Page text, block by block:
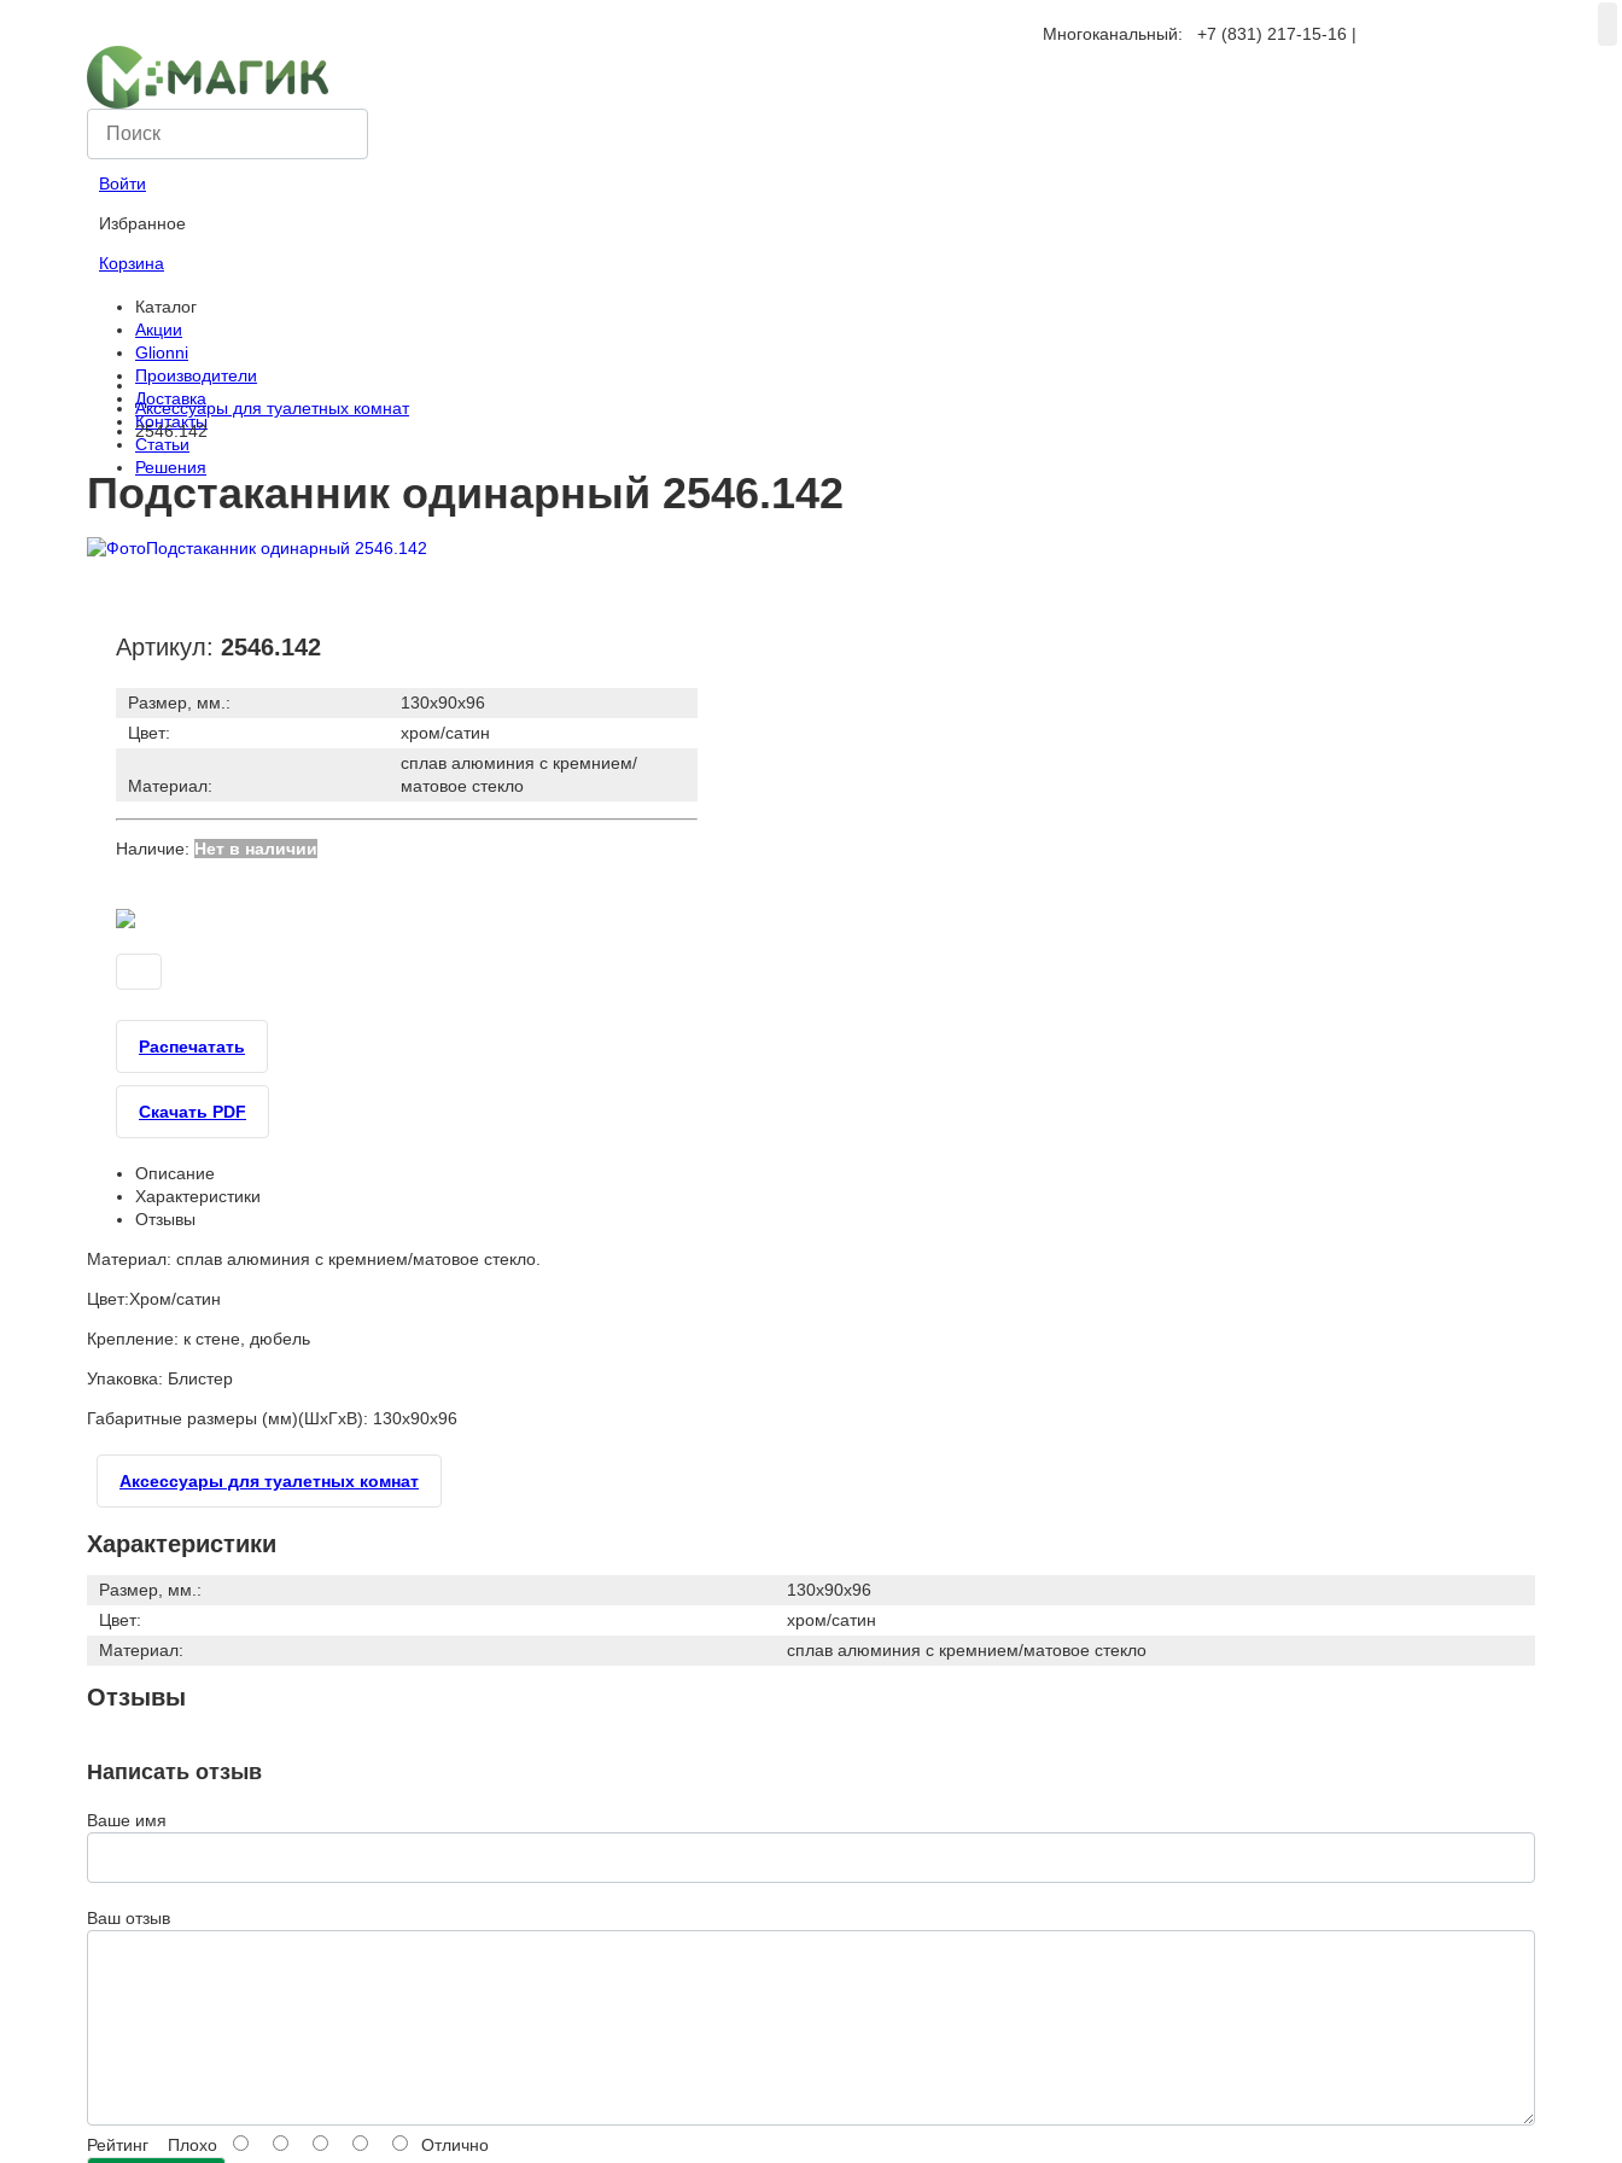
Многоканальный: +7 (831) 217-15-16 |
Войти
Избранное
Корзина
Каталог
Акции
Glionni
Производители
Доставка
Контакты
Статьи
Решения
Аксессуары для туалетных комнат
2546.142
Подстаканник одинарный 2546.142
Артикул: 2546.142
Размер, мм.:
130х90х96
Цвет:
хром/сатин
Материал:
сплав алюминия с кремнием/
матовое стекло
Наличие: Нет в наличии
Распечатать
Скачать PDF
Описание
Характеристики
Отзывы
Материал: сплав алюминия с кремнием/матовое стекло.
Цвет:Хром/сатин
Крепление: к стене, дюбель
Упаковка: Блистер
Габаритные размеры (мм)(ШхГхВ): 130х90х96
Аксессуары для туалетных комнат
Характеристики
Размер, мм.:
130х90х96
Цвет:
хром/сатин
Материал:
сплав алюминия с кремнием/матовое стекло
Отзывы
Написать отзыв
Ваше имя
Ваш отзыв
Рейтинг Плохо Отлично